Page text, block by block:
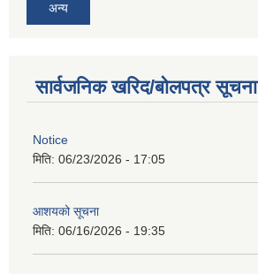
अन्य
सार्वजनिक खरिद/बोलपत्र सूचना
Notice
मिति: 06/23/2026 - 17:05
आशयको सूचना
मिति: 06/16/2026 - 19:35